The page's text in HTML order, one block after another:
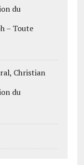
du
– Toute
Christian
du